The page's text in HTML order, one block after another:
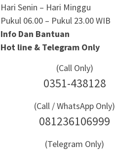
Hari Senin – Hari Minggu
Pukul 06.00 – Pukul 23.00 WIB
Info Dan Bantuan
Hot line & Telegram Only
(Call Only)
0351-438128
(Call / WhatsApp Only)
081236106999
(Telegram Only)